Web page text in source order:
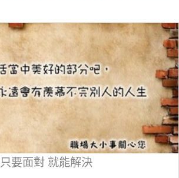
要面對 就能解決